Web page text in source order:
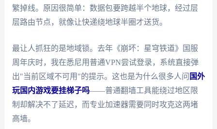
繁掉线。原因很简单：数据包要跨越半个地球，经过层
层路由节点，就像让快递绕地球半圈才送货。
最让人抓狂的是地域锁。去年《崩坏：星穹铁道》国服
周年庆时，我在悉尼用普通VPN尝试登录，系统直接弹
出"当前区域不可用"的提示。这也是为什么很多人问 国外
玩国内游戏要挂梯子吗——普通翻墙工具能绕过地区限
制却解决不了延迟，而专业加速器需要同时攻克这两堵
高墙。